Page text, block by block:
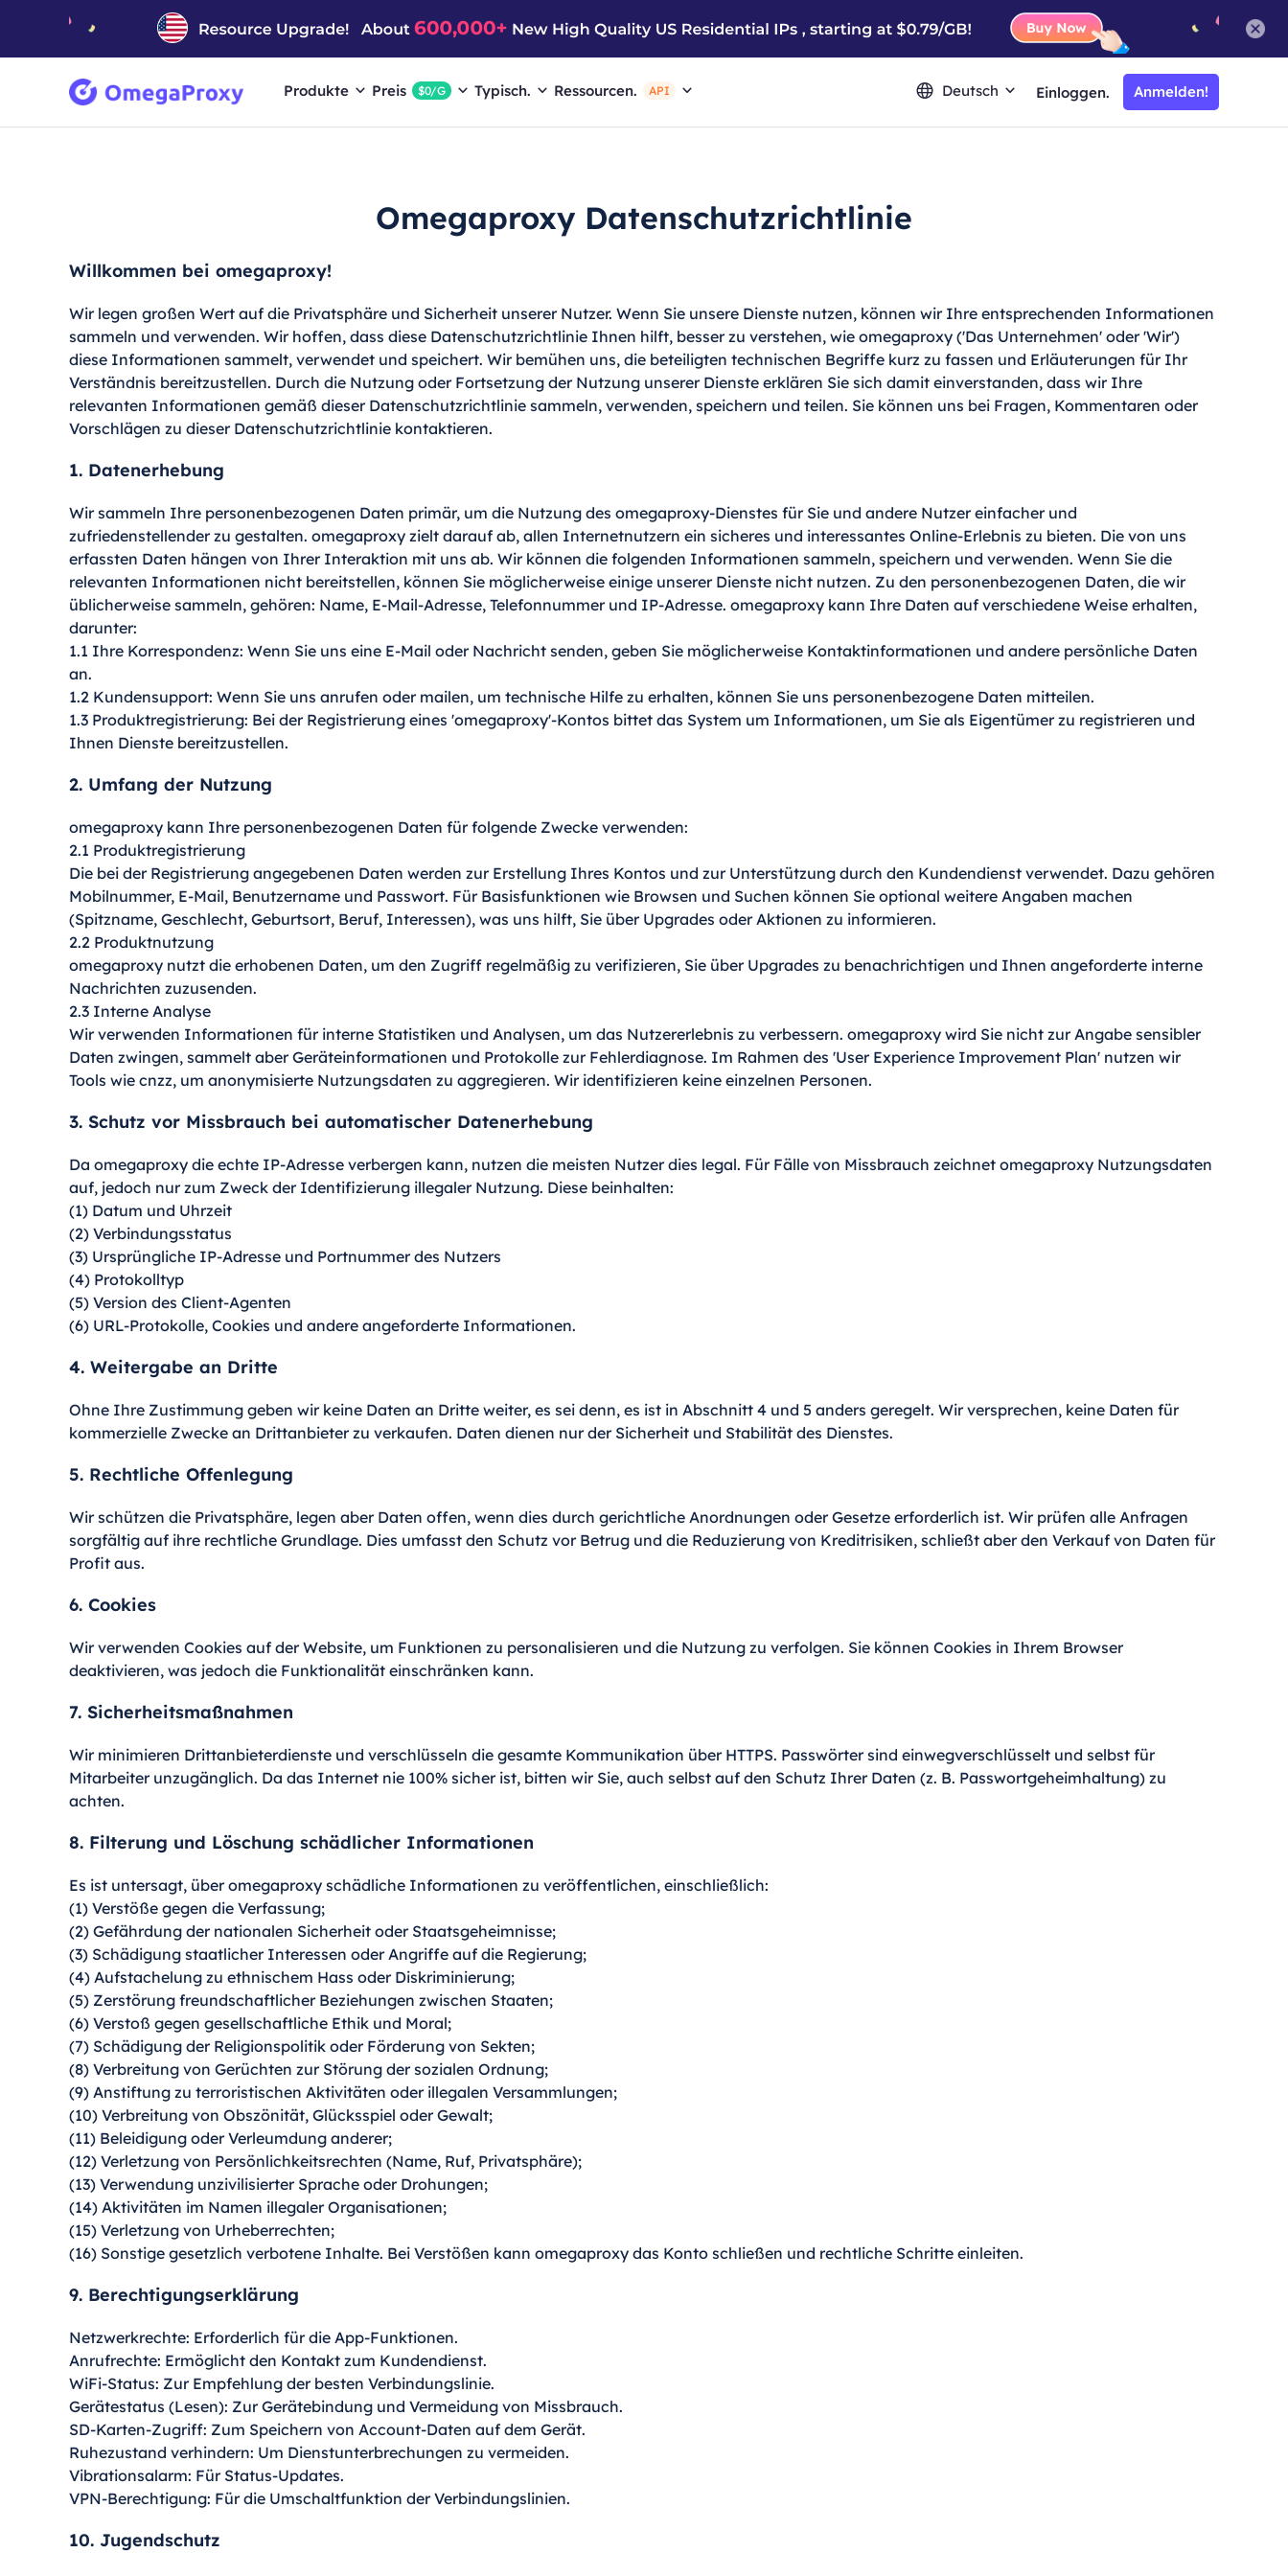
Produkte Preis $0/G Typisch. Ressourcen. API Deutsch Einloggen. Anmelden!
Omegaproxy Datenschutzrichtlinie
Willkommen bei omegaproxy!
Wir legen großen Wert auf die Privatsphäre und Sicherheit unserer Nutzer. Wenn Sie unsere Dienste nutzen, können wir Ihre entsprechenden Informationen
sammeln und verwenden. Wir hoffen, dass diese Datenschutzrichtlinie Ihnen hilft, besser zu verstehen, wie omegaproxy ('Das Unternehmen' oder 'Wir')
diese Informationen sammelt, verwendet und speichert. Wir bemühen uns, die beteiligten technischen Begriffe kurz zu fassen und Erläuterungen für Ihr
Verständnis bereitzustellen. Durch die Nutzung oder Fortsetzung der Nutzung unserer Dienste erklären Sie sich damit einverstanden, dass wir Ihre
relevanten Informationen gemäß dieser Datenschutzrichtlinie sammeln, verwenden, speichern und teilen. Sie können uns bei Fragen, Kommentaren oder
Vorschlägen zu dieser Datenschutzrichtlinie kontaktieren.
1. Datenerhebung
Wir sammeln Ihre personenbezogenen Daten primär, um die Nutzung des omegaproxy-Dienstes für Sie und andere Nutzer einfacher und
zufriedenstellender zu gestalten. omegaproxy zielt darauf ab, allen Internetnutzern ein sicheres und interessantes Online-Erlebnis zu bieten. Die von uns
erfassten Daten hängen von Ihrer Interaktion mit uns ab. Wir können die folgenden Informationen sammeln, speichern und verwenden. Wenn Sie die
relevanten Informationen nicht bereitstellen, können Sie möglicherweise einige unserer Dienste nicht nutzen. Zu den personenbezogenen Daten, die wir
üblicherweise sammeln, gehören: Name, E-Mail-Adresse, Telefonnummer und IP-Adresse. omegaproxy kann Ihre Daten auf verschiedene Weise erhalten,
darunter:
1.1 Ihre Korrespondenz: Wenn Sie uns eine E-Mail oder Nachricht senden, geben Sie möglicherweise Kontaktinformationen und andere persönliche Daten
an.
1.2 Kundensupport: Wenn Sie uns anrufen oder mailen, um technische Hilfe zu erhalten, können Sie uns personenbezogene Daten mitteilen.
1.3 Produktregistrierung: Bei der Registrierung eines 'omegaproxy'-Kontos bittet das System um Informationen, um Sie als Eigentümer zu registrieren und
Ihnen Dienste bereitzustellen.
2. Umfang der Nutzung
omegaproxy kann Ihre personenbezogenen Daten für folgende Zwecke verwenden:
2.1 Produktregistrierung
Die bei der Registrierung angegebenen Daten werden zur Erstellung Ihres Kontos und zur Unterstützung durch den Kundendienst verwendet. Dazu gehören
Mobilnummer, E-Mail, Benutzername und Passwort. Für Basisfunktionen wie Browsen und Suchen können Sie optional weitere Angaben machen
(Spitzname, Geschlecht, Geburtsort, Beruf, Interessen), was uns hilft, Sie über Upgrades oder Aktionen zu informieren.
2.2 Produktnutzung
omegaproxy nutzt die erhobenen Daten, um den Zugriff regelmäßig zu verifizieren, Sie über Upgrades zu benachrichtigen und Ihnen angeforderte interne
Nachrichten zuzusenden.
2.3 Interne Analyse
Wir verwenden Informationen für interne Statistiken und Analysen, um das Nutzererlebnis zu verbessern. omegaproxy wird Sie nicht zur Angabe sensibler
Daten zwingen, sammelt aber Geräteinformationen und Protokolle zur Fehlerdiagnose. Im Rahmen des 'User Experience Improvement Plan' nutzen wir
Tools wie cnzz, um anonymisierte Nutzungsdaten zu aggregieren. Wir identifizieren keine einzelnen Personen.
3. Schutz vor Missbrauch bei automatischer Datenerhebung
Da omegaproxy die echte IP-Adresse verbergen kann, nutzen die meisten Nutzer dies legal. Für Fälle von Missbrauch zeichnet omegaproxy Nutzungsdaten
auf, jedoch nur zum Zweck der Identifizierung illegaler Nutzung. Diese beinhalten:
(1) Datum und Uhrzeit
(2) Verbindungsstatus
(3) Ursprüngliche IP-Adresse und Portnummer des Nutzers
(4) Protokolltyp
(5) Version des Client-Agenten
(6) URL-Protokolle, Cookies und andere angeforderte Informationen.
4. Weitergabe an Dritte
Ohne Ihre Zustimmung geben wir keine Daten an Dritte weiter, es sei denn, es ist in Abschnitt 4 und 5 anders geregelt. Wir versprechen, keine Daten für
kommerzielle Zwecke an Drittanbieter zu verkaufen. Daten dienen nur der Sicherheit und Stabilität des Dienstes.
5. Rechtliche Offenlegung
Wir schützen die Privatsphäre, legen aber Daten offen, wenn dies durch gerichtliche Anordnungen oder Gesetze erforderlich ist. Wir prüfen alle Anfragen
sorgfältig auf ihre rechtliche Grundlage. Dies umfasst den Schutz vor Betrug und die Reduzierung von Kreditrisiken, schließt aber den Verkauf von Daten für
Profit aus.
6. Cookies
Wir verwenden Cookies auf der Website, um Funktionen zu personalisieren und die Nutzung zu verfolgen. Sie können Cookies in Ihrem Browser
deaktivieren, was jedoch die Funktionalität einschränken kann.
7. Sicherheitsmaßnahmen
Wir minimieren Drittanbieterdienste und verschlüsseln die gesamte Kommunikation über HTTPS. Passwörter sind einwegverschlüsselt und selbst für
Mitarbeiter unzugänglich. Da das Internet nie 100% sicher ist, bitten wir Sie, auch selbst auf den Schutz Ihrer Daten (z. B. Passwortgeheimhaltung) zu
achten.
8. Filterung und Löschung schädlicher Informationen
Es ist untersagt, über omegaproxy schädliche Informationen zu veröffentlichen, einschließlich:
(1) Verstöße gegen die Verfassung;
(2) Gefährdung der nationalen Sicherheit oder Staatsgeheimnisse;
(3) Schädigung staatlicher Interessen oder Angriffe auf die Regierung;
(4) Aufstachelung zu ethnischem Hass oder Diskriminierung;
(5) Zerstörung freundschaftlicher Beziehungen zwischen Staaten;
(6) Verstoß gegen gesellschaftliche Ethik und Moral;
(7) Schädigung der Religionspolitik oder Förderung von Sekten;
(8) Verbreitung von Gerüchten zur Störung der sozialen Ordnung;
(9) Anstiftung zu terroristischen Aktivitäten oder illegalen Versammlungen;
(10) Verbreitung von Obszönität, Glücksspiel oder Gewalt;
(11) Beleidigung oder Verleumdung anderer;
(12) Verletzung von Persönlichkeitsrechten (Name, Ruf, Privatsphäre);
(13) Verwendung unzivilisierter Sprache oder Drohungen;
(14) Aktivitäten im Namen illegaler Organisationen;
(15) Verletzung von Urheberrechten;
(16) Sonstige gesetzlich verbotene Inhalte. Bei Verstößen kann omegaproxy das Konto schließen und rechtliche Schritte einleiten.
9. Berechtigungserklärung
Netzwerkrechte: Erforderlich für die App-Funktionen.
Anrufrechte: Ermöglicht den Kontakt zum Kundendienst.
WiFi-Status: Zur Empfehlung der besten Verbindungslinie.
Gerätestatus (Lesen): Zur Gerätebindung und Vermeidung von Missbrauch.
SD-Karten-Zugriff: Zum Speichern von Account-Daten auf dem Gerät.
Ruhezustand verhindern: Um Dienstunterbrechungen zu vermeiden.
Vibrationsalarm: Für Status-Updates.
VPN-Berechtigung: Für die Umschaltfunktion der Verbindungslinien.
10. Jugendschutz